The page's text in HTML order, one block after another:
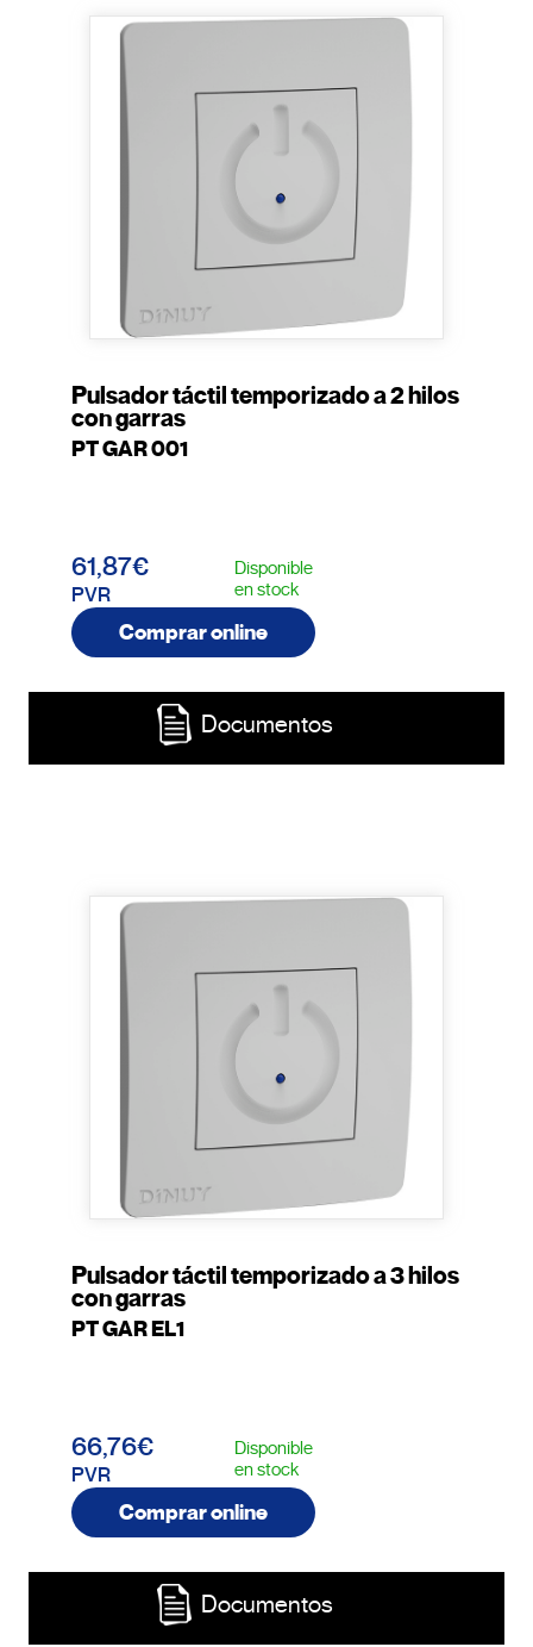
Pulsador táctil temporizado a 2 hilos
con garras
PT GAR 001
61,87€
PVR
Disponible
en stock
Comprar online
Documentos
Pulsador táctil temporizado a 3 hilos
con garras
PT GAR EL1
66,76€
PVR
Disponible
en stock
Comprar online
Documentos